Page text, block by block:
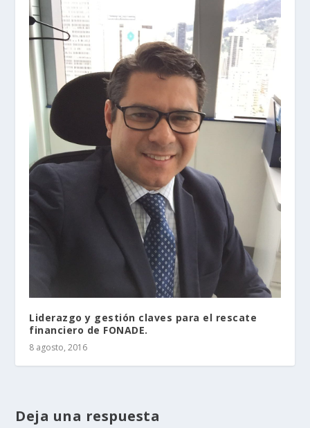
Liderazgo y gestión claves para el rescate
financiero de FONADE.
8 agosto, 2016
Deja una respuesta